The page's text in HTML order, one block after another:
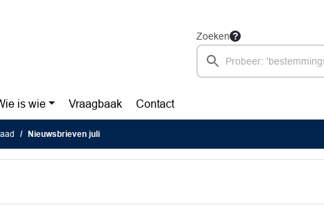
Zoeken
is wie Vraagbaak Contact
Nieuwsbrieven juli